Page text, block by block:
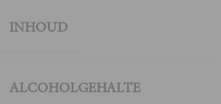
INHOUD
ALCOHOLGEHALTE